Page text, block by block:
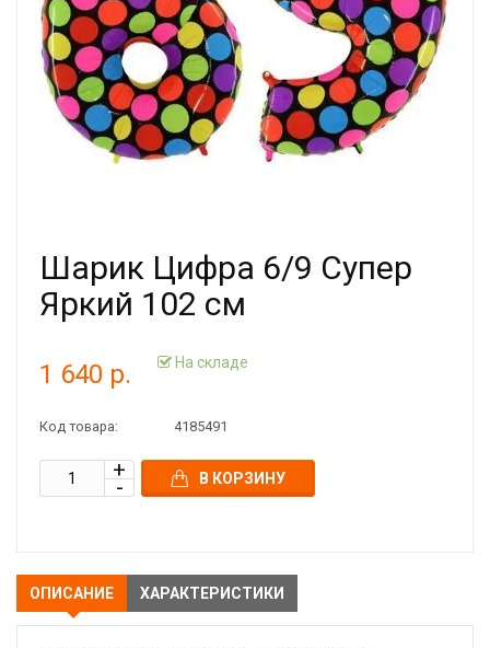
Шарик Цифра 6/9 Супер
Яркий 102 см
1 640 р. На складе
Код товара: 4185491
В КОРЗИНУ
ОПИСАНИЕ ХАРАКТЕРИСТИКИ